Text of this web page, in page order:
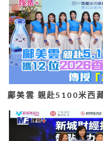
鄺美雲 親赴5100米西